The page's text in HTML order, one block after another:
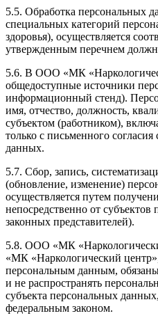
5.5. Обработка персональных
специальных категорий
здоровья), осуществляется
утвержденным перечнем
5.6. В ООО «МК
общедоступные источники
информационный стенд).
имя, отчество, должность,
субъектом (работником),
только с письменного
данных.
5.7. Сбор, запись,
(обновление, изменение)
осуществляется путем
непосредственно от
законных представителей).
5.8. ООО «МК
«МК «Наркологический
персональным данным,
и не распространять
субъекта персональных
федеральным законом.